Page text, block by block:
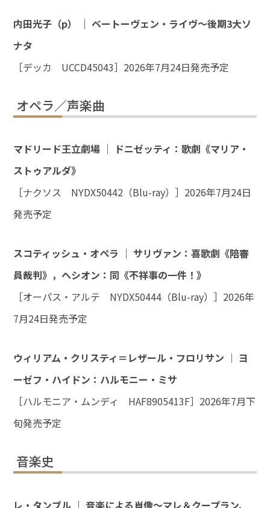
内田光子 （p）
｜ ベートーヴェン・ライヴ～後期3大ソ
ナタ
［デッカ UCCD45043］2026年7月24日発売予定
オペラ／声楽曲
マドリード王立劇場 ｜ ドニゼッティ：歌劇《マリア・
ストゥアルダ》
［ナクソス NYDX50442（Blu-ray）］2026年7月24日
発売予定
スコティッシュ・オペラ ｜ サリヴァン：喜歌劇《陪審
員裁判》，ヘシオン：同《不祥事の一件！》
［オーパス・アルテ NYDX50444（Blu-ray）］2026年
7月24日発売予定
ウィリアム・クリスティ＝レザール・フロリサン ｜ ヨ
ーゼフ・ハイドン：ハルモニー・ミサ
［ハルモニア・ムンディ HAF8905413F］2026年7月下
旬発売予定
音楽史
レ・タンブル ｜ 音楽による肖像～マレ＆クープラン、